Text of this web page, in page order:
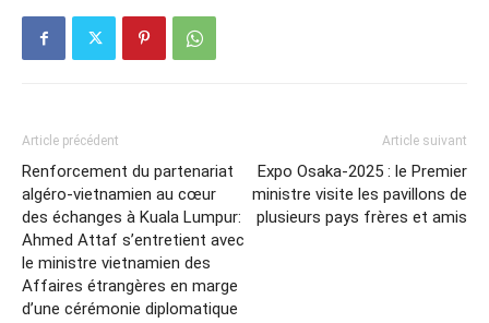
Article précédent
Renforcement du partenariat
algéro-vietnamien au cœur
des échanges à Kuala Lumpur:
Ahmed Attaf s’entretient avec
le ministre vietnamien des
Affaires étrangères en marge
d’une cérémonie diplomatique
Article suivant
Expo Osaka-2025 : le Premier
ministre visite les pavillons de
plusieurs pays frères et amis